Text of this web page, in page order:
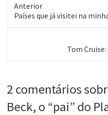
Anterior
Post
Países que já visitei na
Tom
2 comentários
Beck, o “pai” do